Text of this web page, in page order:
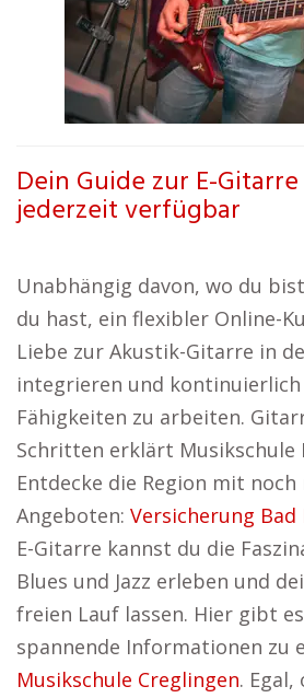
Dein Guide zur E-
jederzeit verfügbar
Unabhängig davon, wo du
du hast, ein flexibler Online-
Liebe zur Akustik-Gitarre in
integrieren und kontinuierlich
Fähigkeiten zu arbeiten.
Schritten erklärt Musikschule
Entdecke die Region mit
Angeboten: Versicherung Bad
E-Gitarre kannst du die
Blues und Jazz erleben und
freien Lauf lassen. Hier gibt
spannende Informationen zu
Musikschule Creglingen. Egal,